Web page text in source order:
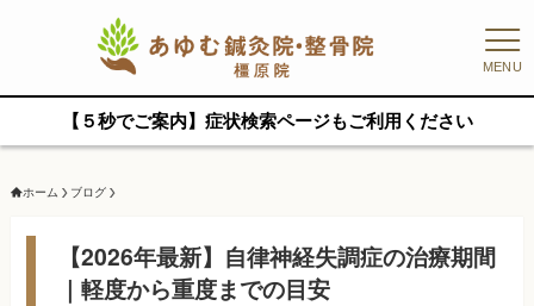
MENU
【５秒でご案内】症状検索ページもご利用ください
ホーム ブログ
【2026年最新】自律神経失調症の治療期間
｜軽度から重度までの目安